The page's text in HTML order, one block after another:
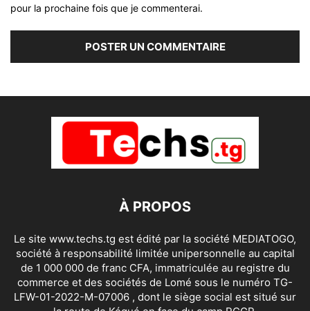
pour la prochaine fois que je commenterai.
À PROPOS
Le site www.techs.tg est édité par la société MEDIATOGO,
société à responsabilité limitée unipersonnelle au capital
de 1 000 000 de franc CFA, immatriculée au registre du
commerce et des sociétés de Lomé sous le numéro TG-
LFW-01-2022-M-07006 , dont le siège social est situé sur